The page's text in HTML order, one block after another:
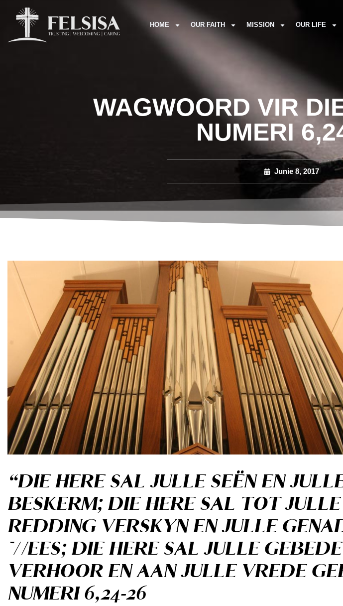
HOME OUR FAITH MISSION OUR LIFE
WAGWOORD VIR
NUMERI
Junie 8, 2017
“DIE HERE SAL JULLE SEËN EN
BESKERM; DIE HERE SAL TOT JULLE
REDDING VERSKYN EN JULLE
WEES; DIE HERE SAL JULLE GEBEDE
VERHOOR EN AAN JULLE VREDE
NUMERI 6,24-26